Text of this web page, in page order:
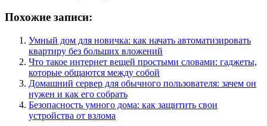
Похожие записи:
Умный дом для новичка: как начать автоматизировать
квартиру без больших вложений
Что такое интернет вещей простыми словами: гаджеты,
которые общаются между собой
Домашний сервер для обычного пользователя: зачем он
нужен и как его собрать
Безопасность умного дома: как защитить свои
устройства от взлома